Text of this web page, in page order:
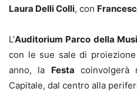
Laura Delli Colli, con
L’Auditorium Parco della
con le sue sale di
anno, la Festa coinvolgerà
Capitale, dal centro alla